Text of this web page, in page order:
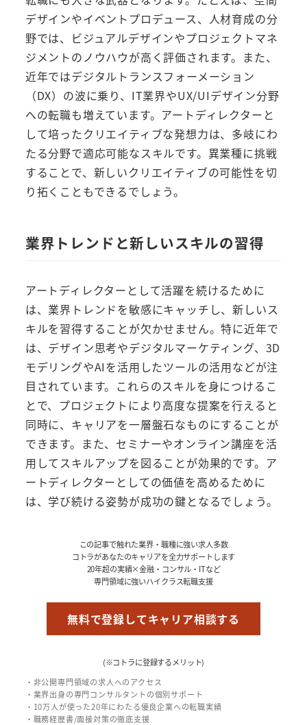
デザインやイベントプロデュース、人材育成の分
野では、ビジュアルデザインやプロジェクトマネ
ジメントのノウハウが高く評価されます。また、
近年ではデジタルトランスフォーメーション
（DX）の波に乗り、IT業界やUX/UIデザイン分野
への転職も増えています。アートディレクターと
して培ったクリエイティブな発想力は、多岐にわ
たる分野で適応可能なスキルです。異業種に挑戦
することで、新しいクリエイティブの可能性を切
り拓くこともできるでしょう。
業界トレンドと新しいスキルの習得
アートディレクターとして活躍を続けるために
は、業界トレンドを敏感にキャッチし、新しいス
キルを習得することが欠かせません。特に近年で
は、デザイン思考やデジタルマーケティング、3D
モデリングやAIを活用したツールの活用などが注
目されています。これらのスキルを身につけるこ
とで、プロジェクトにより高度な提案を行えると
同時に、キャリアを一層盤石なものにすることが
できます。また、セミナーやオンライン講座を活
用してスキルアップを図ることが効果的です。ア
ートディレクターとしての価値を高めるために
は、学び続ける姿勢が成功の鍵となるでしょう。
この記事で触れた業界・職種に強い求人多数
コトラがあなたのキャリアを全力サポートします
20年超の実績×金融・コンサル・ITなど
専門領域に強いハイクラス転職支援
無料で登録してキャリア相談する
(※コトラに登録するメリット)
・非公開専門領域の求人へのアクセス
・業界出身の専門コンサルタントの個別サポート
・10万人が使った20年にわたる優良企業への転職実績
・職務経歴書/面接対策の徹底支援